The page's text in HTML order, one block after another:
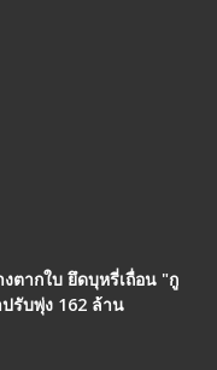
ตากใบ ยึดบุหรี่เถื่อน "กู
รับพุ่ง 162 ล้าน